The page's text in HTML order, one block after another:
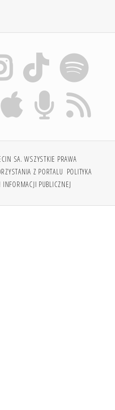
SA. WSZYSTKIE PRAWA
Z PORTALU POLITYKA
INFORMACJI PUBLICZNEJ